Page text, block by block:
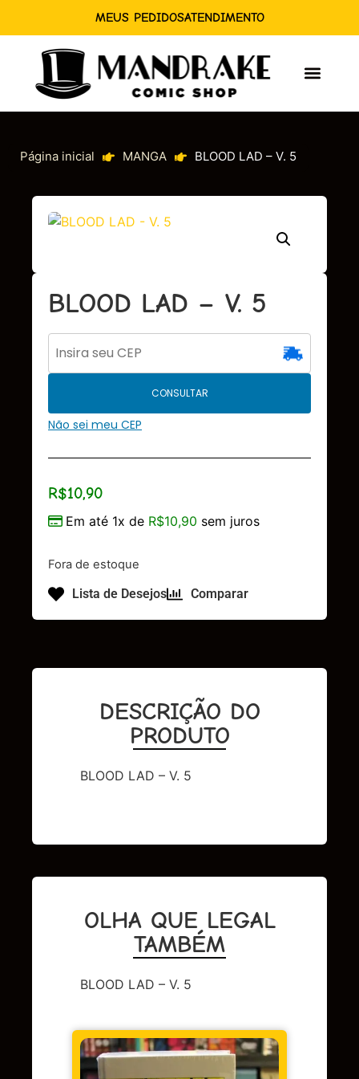
MEUS PEDIDOSATENDIMENTO
Página inicial MANGA BLOOD LAD – V. 5
BLOOD LAD – V. 5
CONSULTAR
Não sei meu CEP
R$10,90
Em até 1x de R$10,90 sem juros
Fora de estoque
Lista de Desejos Comparar
DESCRIÇÃO DO
PRODUTO
BLOOD LAD – V. 5
OLHA QUE LEGAL
TAMBÉM
BLOOD LAD – V. 5